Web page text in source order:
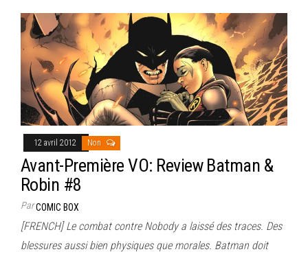
12 avril 2012 Non
Avant-Première VO: Review Batman &
Robin #8
ParCOMIC BOX
[FRENCH] Le combat contre Nobody a laissé des traces. Des
blessures aussi bien physiques que morales. Batman doit